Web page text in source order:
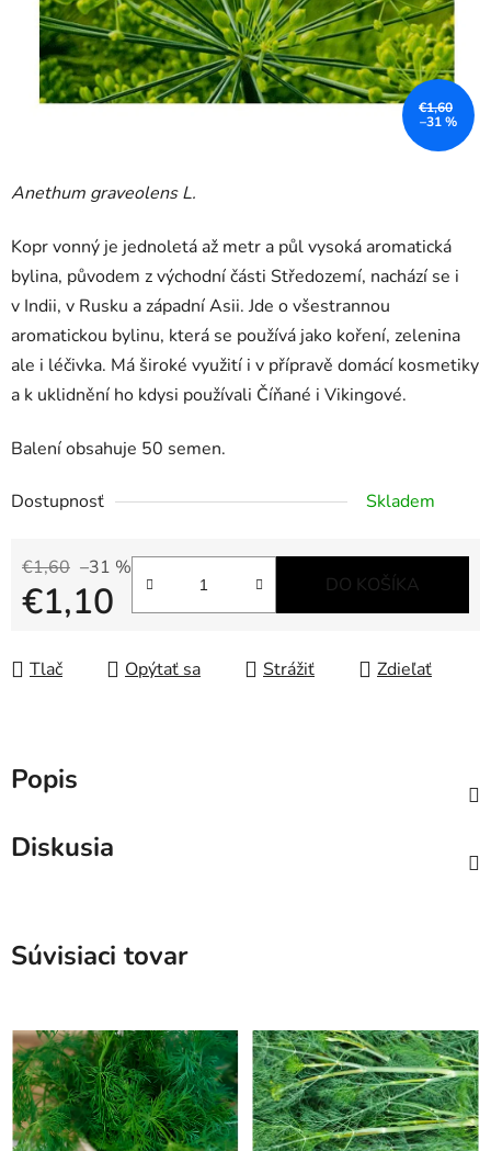
Anethum graveolens L.
Kopr vonný je jednoletá až metr a půl vysoká aromatická
bylina, původem z východní části Středozemí, nachází se i
v Indii, v Rusku a západní Asii. Jde o všestrannou
aromatickou bylinu, která se používá jako koření, zelenina
ale i léčivka. Má široké využití i v přípravě domácí kosmetiky
a k uklidnění ho kdysi používali Číňané i Vikingové.
Balení obsahuje 50 semen.
Dostupnosť Skladem
€1,60 –31 %
€1,10 DO KOŠÍKA
Tlač Opýtať sa Strážiť Zdieľať
€1,60
–31 %
Popis
Diskusia
Súvisiaci tovar